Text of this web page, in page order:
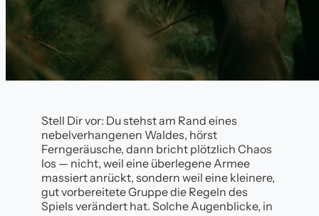
Stell Dir vor: Du stehst am Rand eines
nebelverhangenen Waldes, hörst
Ferngeräusche, dann bricht plötzlich Chaos
los — nicht, weil eine überlegene Armee
massiert anrückt, sondern weil eine kleinere,
gut vorbereitete Gruppe die Regeln des
Spiels verändert hat. Solche Augenblicke, in